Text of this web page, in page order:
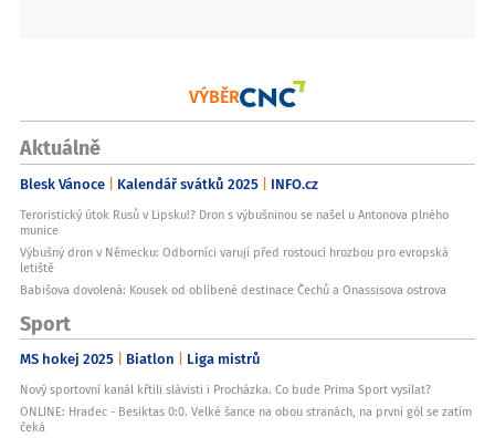
VÝBĚR
Aktuálně
Blesk Vánoce Kalendář svátků 2025 INFO.cz
Teroristický útok Rusů v Lipsku!? Dron s výbušninou se našel u Antonova plného
munice
Výbušný dron v Německu: Odborníci varují před rostoucí hrozbou pro evropská
letiště
Babišova dovolená: Kousek od oblíbené destinace Čechů a Onassisova ostrova
Sport
MS hokej 2025 Biatlon Liga mistrů
Nový sportovní kanál křtili slávisti i Procházka. Co bude Prima Sport vysílat?
ONLINE: Hradec - Besiktas 0:0. Velké šance na obou stranách, na první gól se zatím
čeká